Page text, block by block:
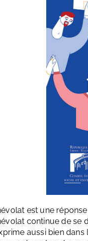
est une
continue de se
aussi bien